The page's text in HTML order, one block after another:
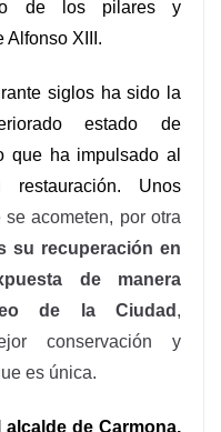
de los pilares y
Alfonso XIII.
siglos ha sido la
estado de
que ha impulsado al
Unos
acometen, por otra
su recuperación en
de manera
de la Ciudad ,
conservación y
es única.
alcalde de Carmona,